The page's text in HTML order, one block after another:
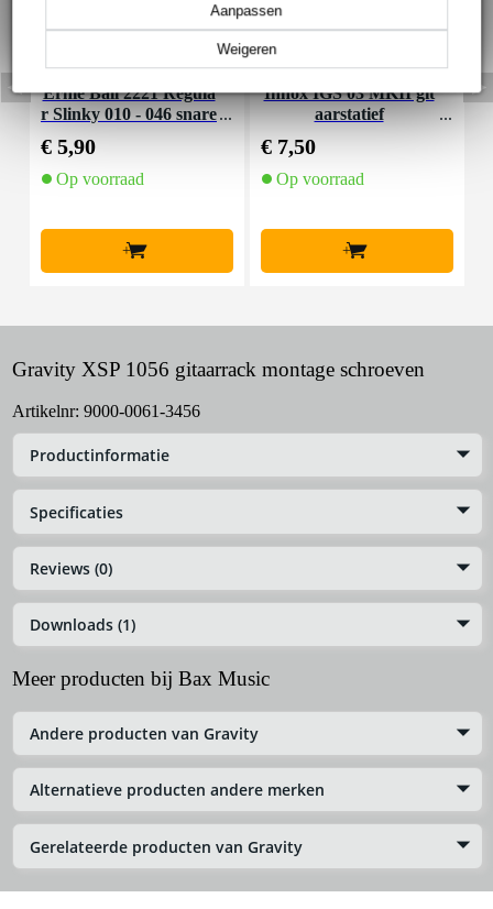
Weigeren
Aanpassen
Ernie Ball 2221 Regula
r Slinky 010 - 046 snare
€ 5,90
Op voorraad
+
Innox IGS 03 MKII git
aarstatief
€ 7,50
Op voorraad
+
Gravity XSP 1056 gitaarrack montage schroeven
Artikelnr: 9000-0061-3456
Productinformatie
Specificaties
Reviews (0)
Downloads (1)
Meer producten bij Bax Music
Andere producten van Gravity
Alternatieve producten andere merken
Gerelateerde producten van Gravity